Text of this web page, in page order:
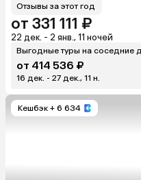
Отзывы за этот год
от 331 111 ₽
22 дек. - 2 янв., 11 ночей
Выгодные туры на соседние
от 414 536 ₽
16 дек. - 27 дек., 11 н.
Кешбэк + 6 634